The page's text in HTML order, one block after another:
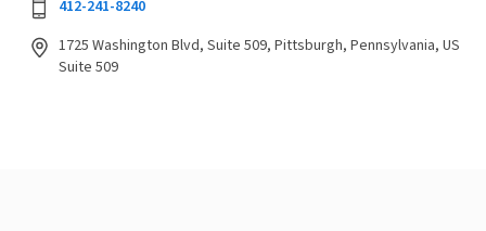
412-241-8240
1725 Washington Blvd, Suite 509, Pittsburgh, Pennsylvania, US
Suite 509